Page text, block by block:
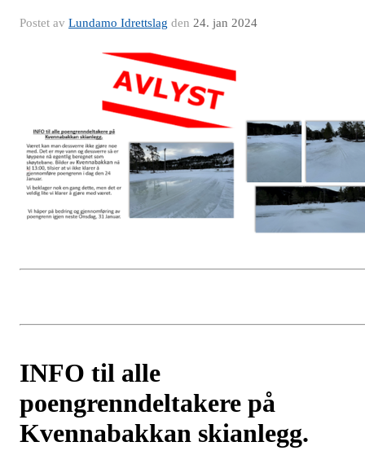
Postet av Lundamo Idrettslag den 24. jan 2024
INFO til alle
poengrenndeltakere på
Kvennabakkan skianlegg.